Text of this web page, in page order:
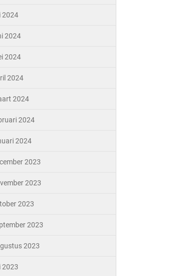
2024
2024
2024
2024
2024
2024
2024
2023
2023
2023
2023
2023
2023